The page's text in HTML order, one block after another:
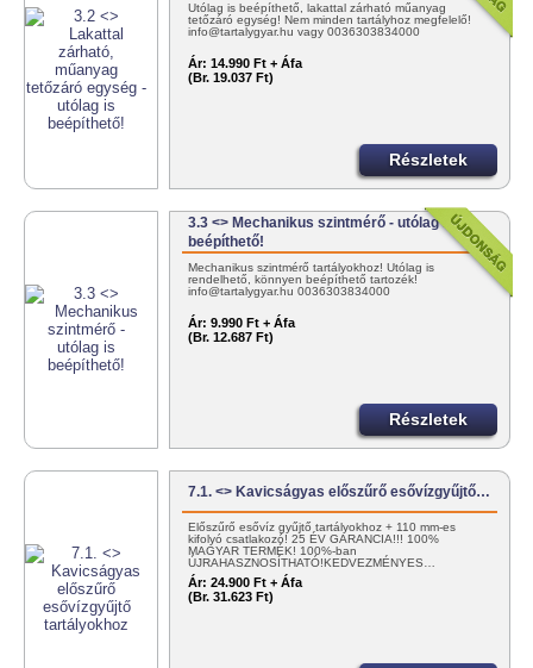
Utólag is beépíthető, lakattal zárható műanyag
tetőzáró egység! Nem minden tartályhoz megfelelő!
info@tartalygyar.hu vagy 0036303834000
Ár: 14.990 Ft + Áfa
(Br. 19.037 Ft)
Részletek
3.3 <> Mechanikus szintmérő - utólag is
beépíthető!
Mechanikus szintmérő tartályokhoz! Utólag is
rendelhető, könnyen beépíthető tartozék!
info@tartalygyar.hu 0036303834000
Ár: 9.990 Ft + Áfa
(Br. 12.687 Ft)
Részletek
7.1. <> Kavicságyas előszűrő esővízgyűjtő…
Előszűrő esővíz gyűjtő tartályokhoz + 110 mm-es
kifolyó csatlakozó! 25 ÉV GARANCIA!!! 100%
MAGYAR TERMÉK! 100%-ban
ÚJRAHASZNOSÍTHATÓ!KEDVEZMÉNYES…
Ár: 24.900 Ft + Áfa
(Br. 31.623 Ft)